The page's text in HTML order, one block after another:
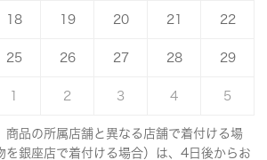
18 19 20 21 22
25 26 27 28 29
2 3 4 5
品の所属店舗と異なる店舗で着付ける場
を銀座店で着付ける場合）は、4日後からお